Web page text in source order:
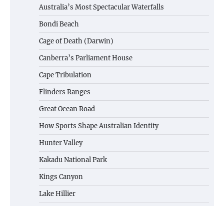
Australia’s Most Spectacular Waterfalls
Bondi Beach
Cage of Death (Darwin)
Canberra’s Parliament House
Cape Tribulation
Flinders Ranges
Great Ocean Road
How Sports Shape Australian Identity
Hunter Valley
Kakadu National Park
Kings Canyon
Lake Hillier